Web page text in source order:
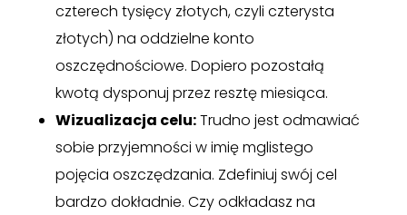
czterech tysięcy złotych, czyli czterysta
złotych) na oddzielne konto
oszczędnościowe. Dopiero pozostałą
kwotą dysponuj przez resztę miesiąca.
Wizualizacja celu:Trudno jest odmawiać
sobie przyjemności w imię mglistego
pojęcia oszczędzania. Zdefiniuj swój cel
bardzo dokładnie. Czy odkładasz na